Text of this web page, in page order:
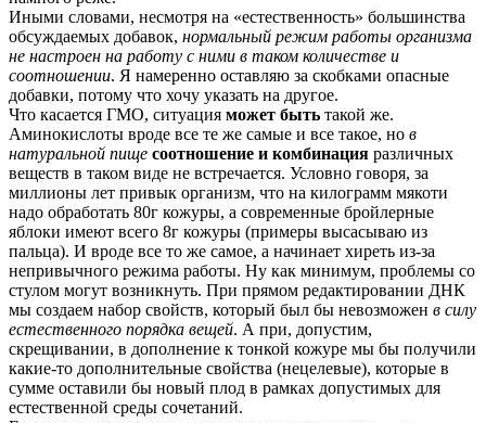
Иными словами, несмотря на «естественность» большинства
обсуждаемых добавок, нормальный режим работы организма
не настроен на работу с ними в таком количестве и
соотношении. Я намеренно оставляю за скобками опасные
добавки, потому что хочу указать на другое.
Что касается ГМО, ситуация может быть такой же.
Аминокислоты вроде все те же самые и все такое, но в
натуральной пище соотношение и комбинация различных
веществ в таком виде не встречается. Условно говоря, за
миллионы лет привык организм, что на килограмм мякоти
надо обработать 80г кожуры, а современные бройлерные
яблоки имеют всего 8г кожуры (примеры высасываю из
пальца). И вроде все то же самое, а начинает хиреть из-за
непривычного режима работы. Ну как минимум, проблемы со
стулом могут возникнуть. При прямом редактировании ДНК
мы создаем набор свойств, который был бы невозможен в силу
естественного порядка вещей. А при, допустим,
скрещивании, в дополнение к тонкой кожуре мы бы получили
какие-то дополнительные свойства (нецелевые), которые в
сумме оставили бы новый плод в рамках допустимых для
естественной среды сочетаний.